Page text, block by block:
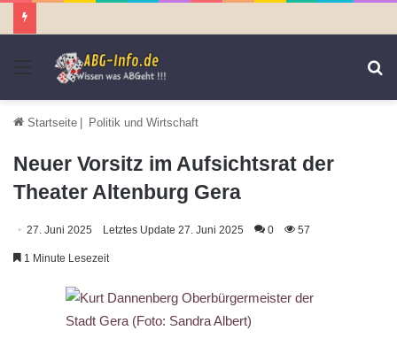
Menü
Startseite | Politik und Wirtschaft
Neuer Vorsitz im Aufsichtsrat der
Theater Altenburg Gera
27. Juni 2025 Letztes Update 27. Juni 2025 0 57
1 Minute Lesezeit